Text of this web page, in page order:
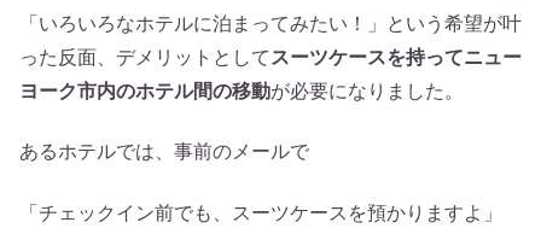
「いろいろなホテルに泊まってみたい！」という希望が叶
った反面、デメリットとして スーツケースを持ってニュー
ヨーク市内のホテル間の移動が必要になりました。
あるホテルでは、事前のメールで
「チェックイン前でも、スーツケースを預かりますよ」